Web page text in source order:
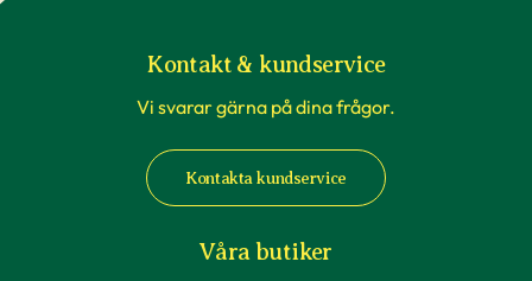
Kontakt & kundservice
Vi svarar gärna på dina frågor.
Kontakta kundservice
Våra butiker